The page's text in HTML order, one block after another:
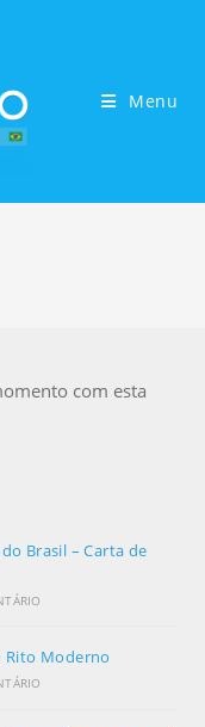
Menu
com esta
Brasil – Carta de
Rito Moderno